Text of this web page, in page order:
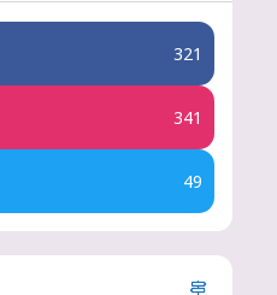
321
341
49